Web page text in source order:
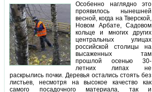
Особенно наглядно это
проявилось нынешней
весной, когда на Тверской,
Новом Арбате, Садовом
кольце и многих других
центральных улицах
российской столицы на
высаженных там
прошлой осенью 30-
летних липах не
раскрылись почки. Деревья остались стоять без
листьев, несмотря на высокое качество как
самого посадочного материала, так и